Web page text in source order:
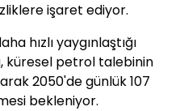
işaret ediyor.
hızlı yaygınlaştığı
küresel petrol talebinin
2050'de günlük 107
bekleniyor.